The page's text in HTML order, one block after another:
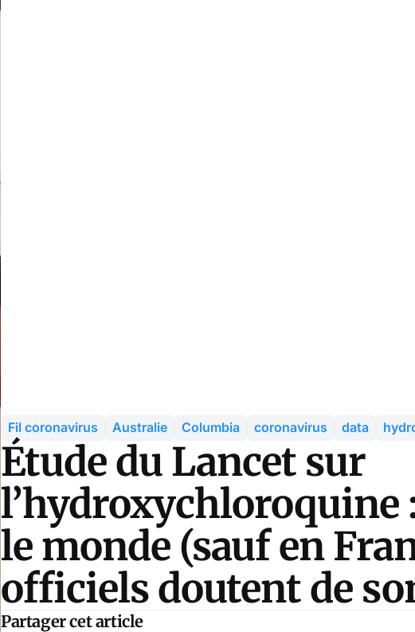
Fil coronavirus Australie Columbia coronavirus data
Étude du Lancet sur
l’hydroxychloroquine
le monde (sauf en
officiels doutent de
Partager cet article